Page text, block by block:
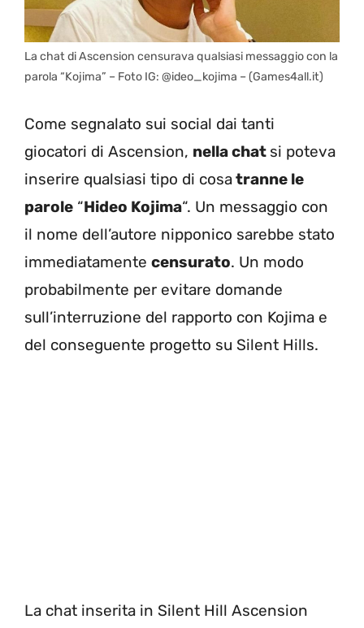
La chat di Ascension censurava qualsiasi messaggio con la
parola “Kojima” – Foto IG: @ideo_kojima – (Games4all.it)
Come segnalato sui social dai tanti
giocatori di Ascension, nella chat si poteva
inserire qualsiasi tipo di cosatranne le
parole “Hideo Kojima“. Un messaggio con
il nome dell’autore nipponico sarebbe stato
immediatamente censurato. Un modo
probabilmente per evitare domande
sull’interruzione del rapporto con Kojima e
del conseguente progetto su Silent Hills.
La chat inserita in Silent Hill Ascension